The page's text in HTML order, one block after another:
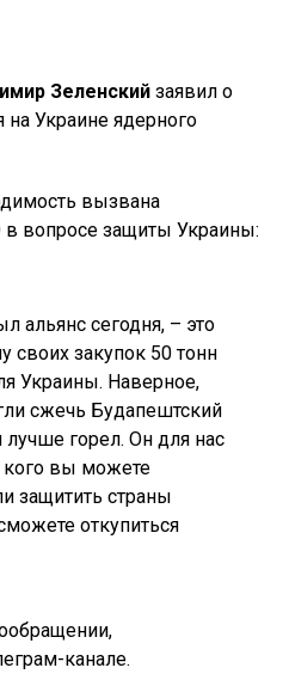
Зеленский заявил о
на Украине ядерного
вызвана
в вопросе защиты Украины:
альянс сегодня, – это
своих закупок 50 тонн
Украины. Наверное,
сжечь Будапештский
горел. Он для нас
кого вы можете
защитить страны
откупиться
канале.